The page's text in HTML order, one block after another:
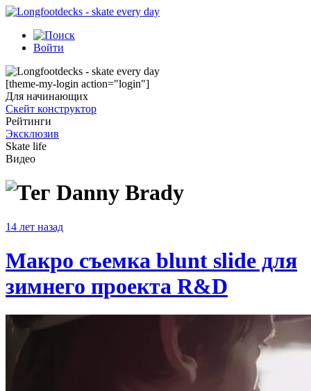
Войти
[theme-my-login action="login"]
Для начинающих
Скейт конструктор
Рейтинги
Эксклюзив
Skate life
Видео
Danny Brady
14 лет назад
Макро съемка blunt slide для
зимнего проекта R&D